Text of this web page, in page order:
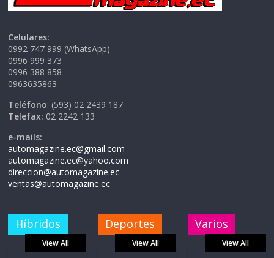
Celulares:
0992 747 999 (WhatsApp)
0996 999 373
0996 388 858
0963635863
Teléfono: (593) 02 2439 187
Telefax: 02 2242 133
e-mails:
automagazine.ec@gmail.com
automagazine.ec@yahoo.com
direccion@automagazine.ec
ventas@automagazine.ec
Híbridos
View All
Deportes
View All
Varios
View All